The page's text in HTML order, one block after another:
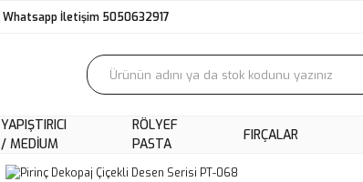
Whatsapp İletişim 5050632917
YAPIŞTIRICI
/ MEDIUM
RÖLYEF
PASTA
FIRÇALAR